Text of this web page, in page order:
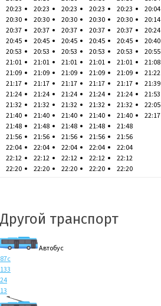
20:23
20:30
20:37
20:45
20:53
21:01
21:09
21:17
21:24
21:32
21:40
21:48
21:56
22:04
22:12
22:20
20:23
20:30
20:37
20:45
20:53
21:01
21:09
21:17
21:24
21:32
21:40
21:48
21:56
22:04
22:12
22:20
20:23
20:30
20:37
20:45
20:53
21:01
21:09
21:17
21:24
21:32
21:40
21:48
21:56
22:04
22:12
22:20
20:23
20:30
20:37
20:45
20:53
21:01
21:09
21:17
21:24
21:32
21:40
21:48
21:56
22:04
22:12
22:20
20:23
20:30
20:37
20:45
20:53
21:01
21:09
21:17
21:24
21:32
21:40
21:48
21:56
22:04
22:12
22:20
20:04
20:14
20:24
20:40
20:55
21:08
21:22
21:39
21:53
22:05
22:17
Другой транспорт
Автобус
87с
133
24
13